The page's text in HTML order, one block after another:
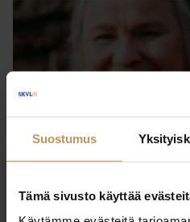
Suostumus
Tämä sivusto käyttää